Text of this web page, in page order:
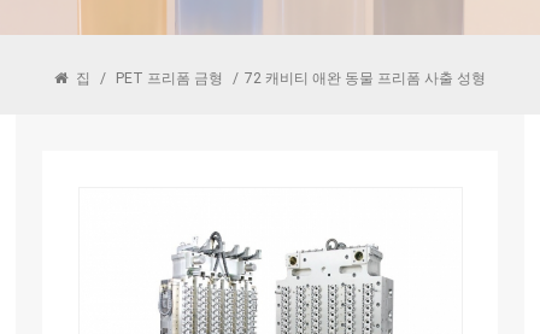
집 / PET 프리폼 금형 / 72 캐비티 애완 동물 프리폼 사출 성형